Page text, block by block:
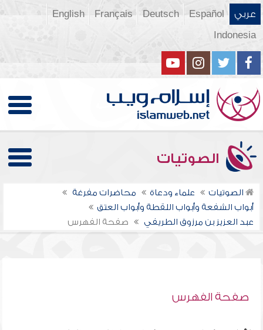
عربي Español
Deutsch
Français
English
Indonesia
الصوتيات
الصوتيات علماء ودعاة
محاضرات مفرغة
أبواب الشفعة وأبواب اللقطة وأبواب العتق
عبد العزيز بن مرزوق الطريفي
صفحة الفهرس
صفحة الفهرس